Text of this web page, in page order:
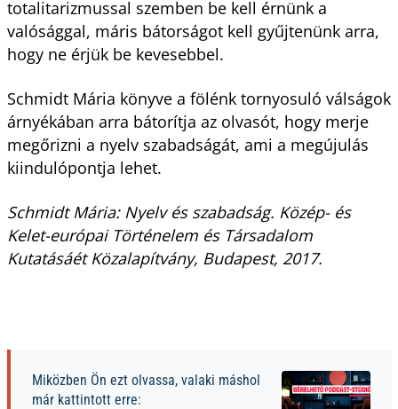
totalitarizmussal szemben be kell érnünk a
valósággal, máris bátorságot kell gyűjtenünk arra,
hogy ne érjük be kevesebbel.
Schmidt Mária könyve a fölénk tornyosuló válságok
árnyékában arra bátorítja az olvasót, hogy merje
megőrizni a nyelv szabadságát, ami a megújulás
kiindulópontja lehet.
Schmidt Mária: Nyelv és szabadság. Közép- és
Kelet-európai Történelem és Társadalom
Kutatásáét Közalapítvány, Budapest, 2017.
Miközben Ön ezt olvassa, valaki máshol
már kattintott erre: